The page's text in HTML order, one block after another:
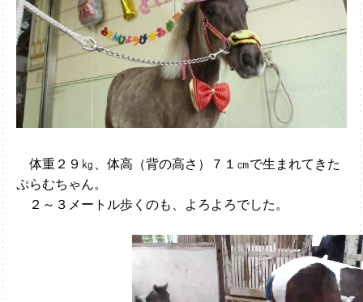
体重２９㎏、体高（背の高さ）７１㎝で生まれてきた
ぷらむちゃん。
２～３メートル歩くのも、よろよろでした。